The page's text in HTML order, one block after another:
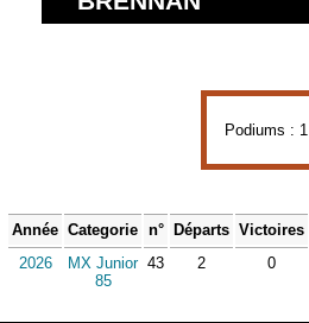
Podiums : 1
Année Categorie n° Départs Victoires
2026
MX Junior
85
43 2 0